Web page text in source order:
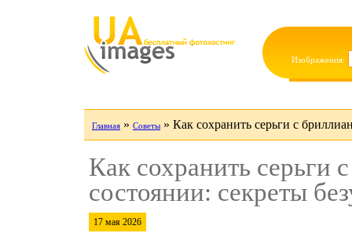
Изображения:
Главная » Советы » Как сохранить серьги с
Как сохранить серьги
состоянии: секреты
17 мая 2026